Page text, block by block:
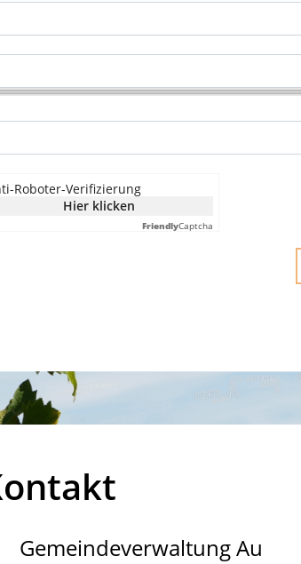
Roboter-Verifizierung
Hier klicken
FriendlyCaptcha
Gemeindeverwaltung Au